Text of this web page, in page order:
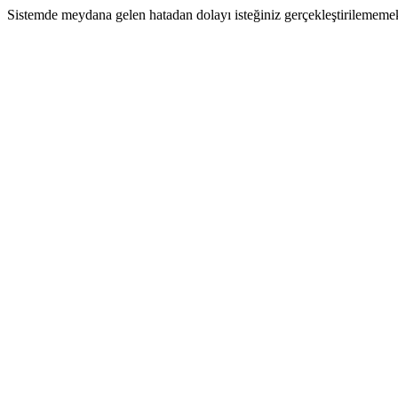
Sistemde meydana gelen hatadan dolayı isteğiniz